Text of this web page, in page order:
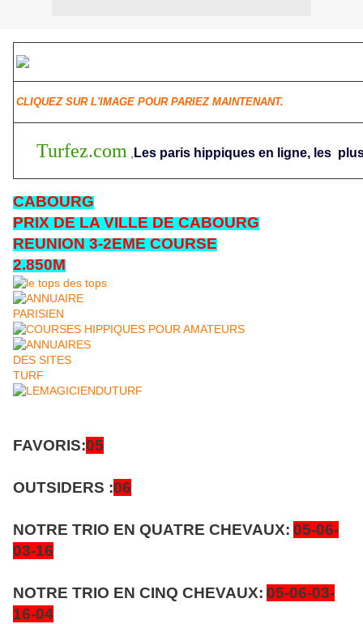
CLIQUEZ SUR L'IMAGE POUR PARIEZ MAINTENANT.
Turfez.com Les paris hippiques en ligne, les
CABOURG
PRIX DE LA VILLE DE CABOURG
REUNION 3-2EME COURSE
2.850M
FAVORIS:05
OUTSIDERS :06
NOTRE TRIO EN QUATRE CHEVAUX: 05-06-
03-16
NOTRE TRIO EN CINQ CHEVAUX: 05-06-03-
16-04